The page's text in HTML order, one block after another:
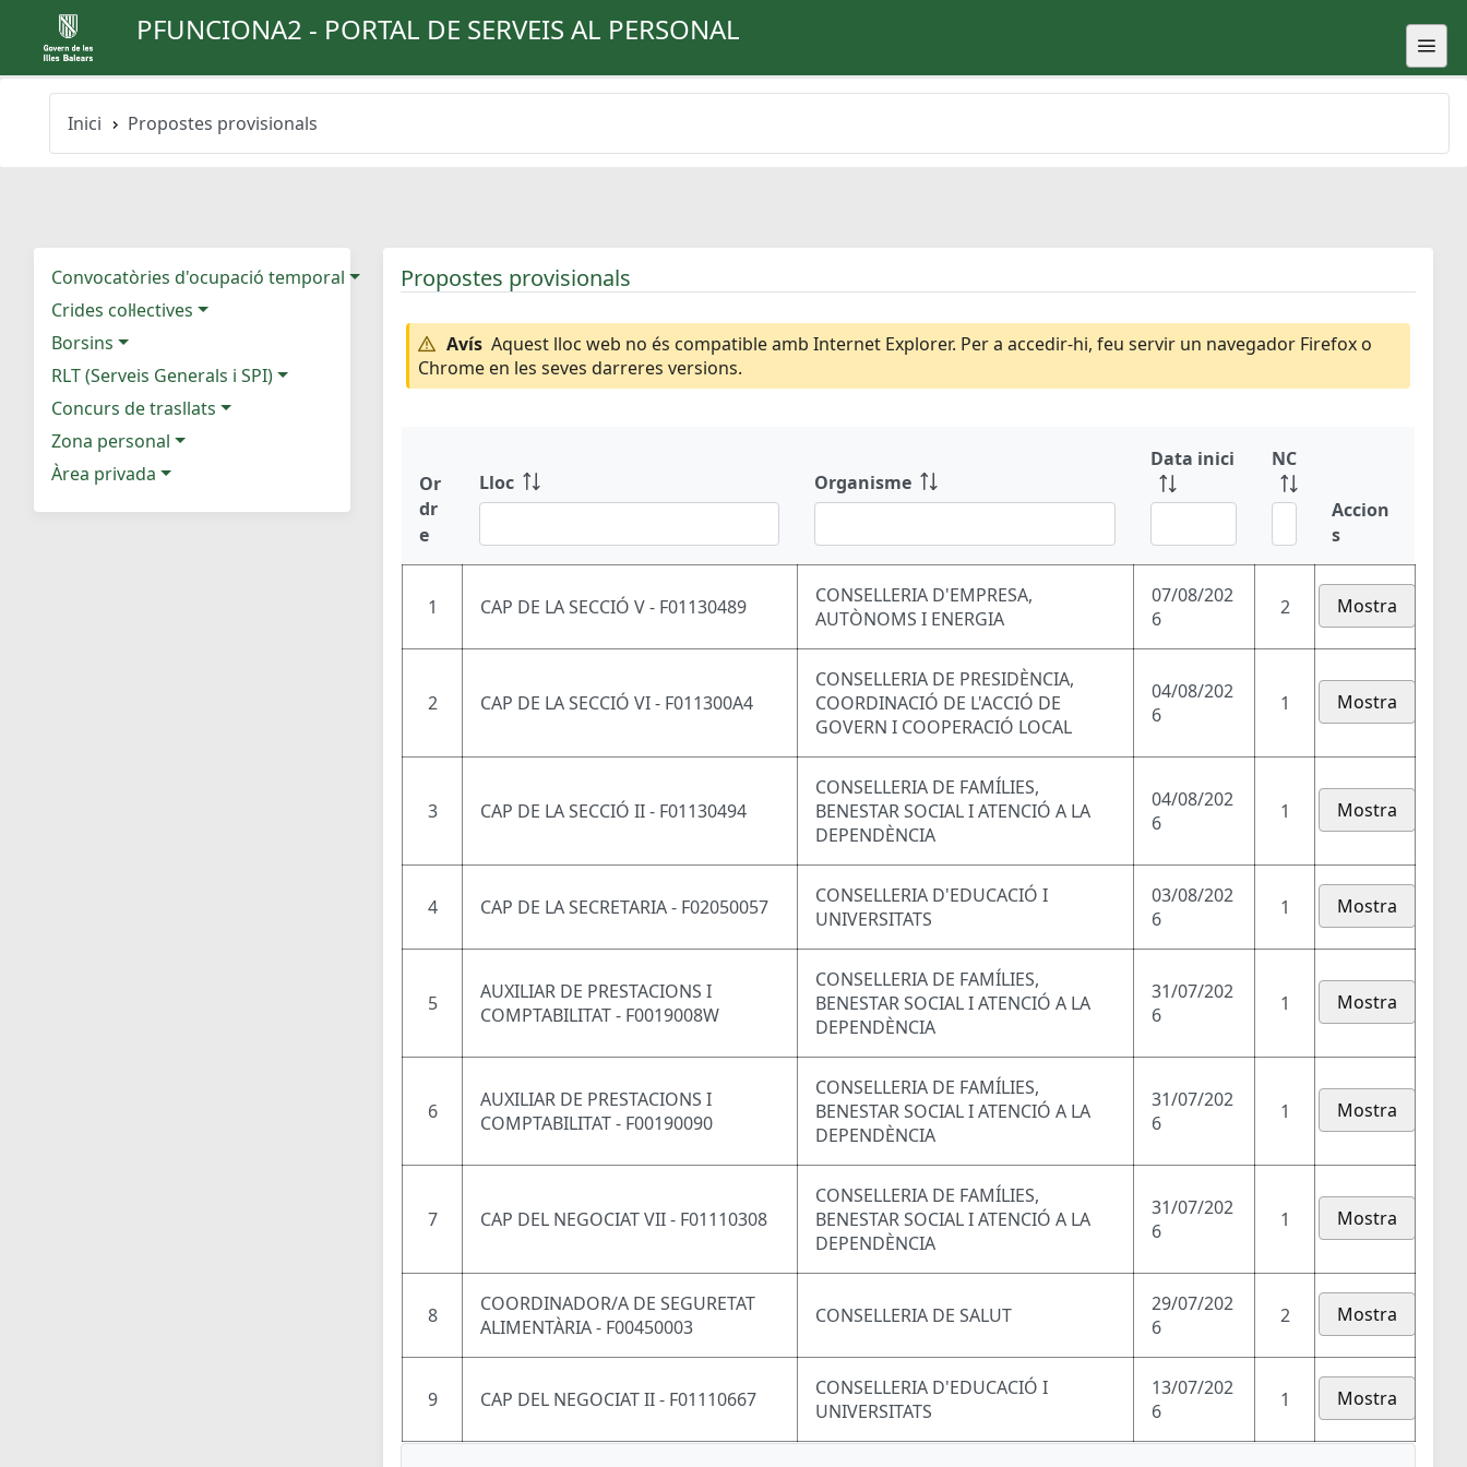
PFUNCIONA2 - PORTAL DE SERVEIS AL PERSONAL
Inici Propostes provisionals
Convocatòries d'ocupació temporal
Crides col·lectives
Borsins
RLT (Serveis Generals i SPI)
Concurs de trasllats
Zona personal
Àrea privada
Propostes provisionals
Avís Aquest lloc web no és compatible amb Internet Explorer. Per a accedir-hi, feu servir un navegador Firefox o
Chrome en les seves darreres versions.
Or
dr
e
Lloc Organisme
Data inici NC
Accion
s
1 CAP DE LA SECCIÓ V - F01130489
CONSELLERIA D'EMPRESA,
AUTÒNOMS I ENERGIA
07/08/202
6
2 Mostra
2 CAP DE LA SECCIÓ VI - F011300A4
CONSELLERIA DE PRESIDÈNCIA,
COORDINACIÓ DE L'ACCIÓ DE
GOVERN I COOPERACIÓ LOCAL
04/08/202
6
1 Mostra
3 CAP DE LA SECCIÓ II - F01130494
CONSELLERIA DE FAMÍLIES,
BENESTAR SOCIAL I ATENCIÓ A LA
DEPENDÈNCIA
04/08/202
6
1 Mostra
4 CAP DE LA SECRETARIA - F02050057
CONSELLERIA D'EDUCACIÓ I
UNIVERSITATS
03/08/202
6
1 Mostra
5
AUXILIAR DE PRESTACIONS I
COMPTABILITAT - F0019008W
CONSELLERIA DE FAMÍLIES,
BENESTAR SOCIAL I ATENCIÓ A LA
DEPENDÈNCIA
31/07/202
6
1 Mostra
6
AUXILIAR DE PRESTACIONS I
COMPTABILITAT - F00190090
CONSELLERIA DE FAMÍLIES,
BENESTAR SOCIAL I ATENCIÓ A LA
DEPENDÈNCIA
31/07/202
6
1 Mostra
7 CAP DEL NEGOCIAT VII - F01110308
CONSELLERIA DE FAMÍLIES,
BENESTAR SOCIAL I ATENCIÓ A LA
DEPENDÈNCIA
31/07/202
6
1 Mostra
8
COORDINADOR/A DE SEGURETAT
ALIMENTÀRIA - F00450003
CONSELLERIA DE SALUT
29/07/202
6
2 Mostra
9 CAP DEL NEGOCIAT II - F01110667
CONSELLERIA D'EDUCACIÓ I
UNIVERSITATS
13/07/202
6
1 Mostra